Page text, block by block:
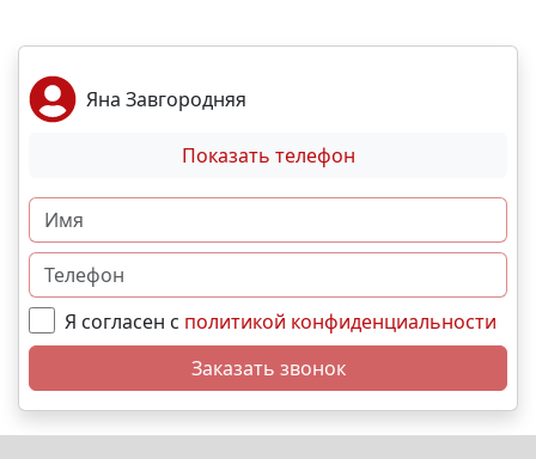
Яна Завгородняя
Показать телефон
Я согласен с политикой конфиденциальности
Заказать звонок